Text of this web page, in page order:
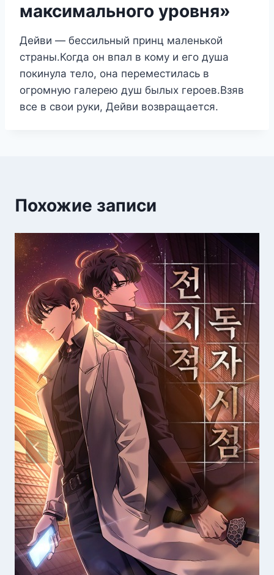
максимального уровня»
Дейви — бессильный принц маленькой
страны.Когда он впал в кому и его душа
покинула тело, она переместилась в
огромную галерею душ былых героев.Взяв
все в свои руки, Дейви возвращается.
Похожие записи